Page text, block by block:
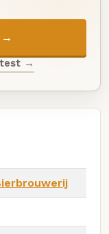
→
→